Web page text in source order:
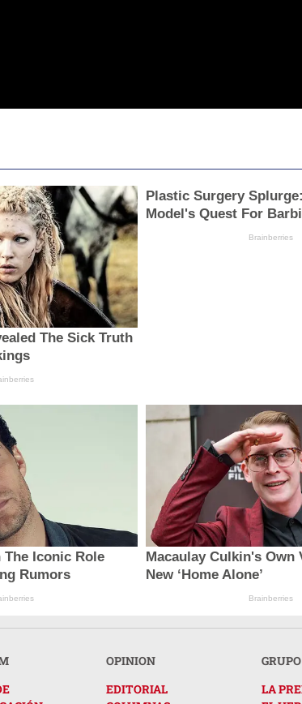
The Sick Truth
Plastic Surgery
Model's Quest For
Brainberries
The Iconic Role
Rumors
Macaulay Culkin's Own
New ‘Home Alone’
Brainberries
OPINION
EDITORIAL
LA